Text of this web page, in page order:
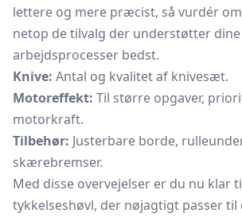
lettere og mere præcist, så vurdér
netop de tilvalg der understøtter dine
arbejdsprocesser bedst.
Knive: Antal og kvalitet af knivesæt.
Motoreffekt: Til større opgaver,
motorkraft.
Tilbehør: Justerbare borde,
skærebremser.
Med disse overvejelser er du nu klar
tykkelseshøvl, der nøjagtigt passer til